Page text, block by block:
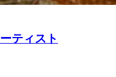
ティスト